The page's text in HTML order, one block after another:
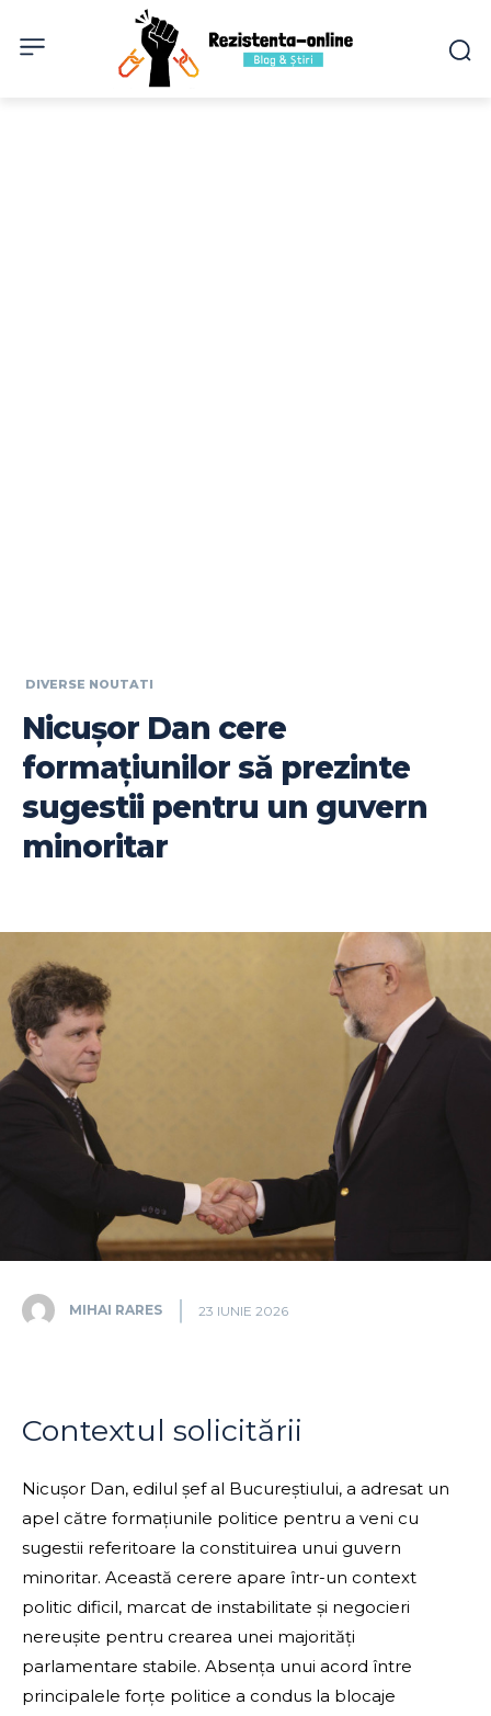
DIVERSE NOUTATI
Nicușor Dan cere
formațiunilor să prezinte
sugestii pentru un guvern
minoritar
MIHAI RARES 23 IUNIE 2026
Contextul solicitării
Nicușor Dan, edilul șef al Bucureștiului, a adresat un
apel către formațiunile politice pentru a veni cu
sugestii referitoare la constituirea unui guvern
minoritar. Această cerere apare într-un context
politic dificil, marcat de instabilitate și negocieri
nereușite pentru crearea unei majorități
parlamentare stabile. Absența unui acord între
principalele forțe politice a condus la blocaje